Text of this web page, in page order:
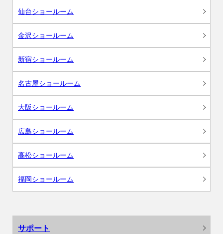
仙台ショールーム
金沢ショールーム
新宿ショールーム
名古屋ショールーム
大阪ショールーム
広島ショールーム
高松ショールーム
福岡ショールーム
サポート